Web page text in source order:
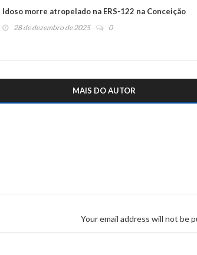
Idoso morre atropelado na ERS-122 na Conceição
28 de dezembro de 2025 0
MAIS DO AUTOR
Your email address will not be